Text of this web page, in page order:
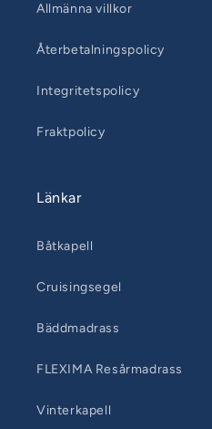
Allmänna villkor
Återbetalningspolicy
Integritetspolicy
Fraktpolicy
Länkar
Båtkapell
Cruisingsegel
Bäddmadrass
FLEXIMA Resårmadrass
Vinterkapell